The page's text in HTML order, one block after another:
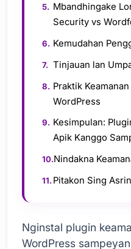
Mbandhingake
Security vs
Kemudahan
Tinjauan lan
Praktik
WordPress
Kesimpulan:
Apik Kanggo
Nindakna
Pitakon Sing
Nginstal plugin
WordPress